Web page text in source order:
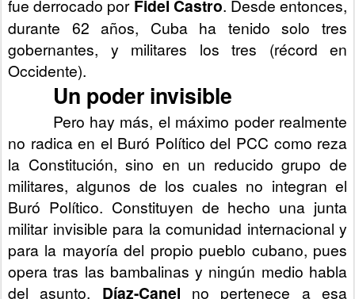
fue derrocado por Fidel Castro. Desde entonces,
durante 62 años, Cuba ha tenido solo tres
gobernantes, y militares los tres (récord en
Occidente).
Un poder invisible
Pero hay más, el máximo poder realmente
no radica en el Buró Político del PCC como reza
la Constitución, sino en un reducido grupo de
militares, algunos de los cuales no integran el
Buró Político. Constituyen de hecho una junta
militar invisible para la comunidad internacional y
para la mayoría del propio pueblo cubano, pues
opera tras las bambalinas y ningún medio habla
del asunto. Díaz-Canel no pertenece a esa